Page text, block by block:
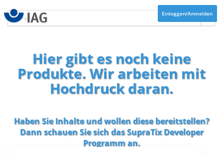
Einloggen/Anmelden
Hier gibt es noch keine
Produkte. Wir arbeiten mit
Hochdruck daran.
Haben Sie Inhalte und wollen diese bereitstellen?
Dann schauen Sie sich dasSupraTix Developer
Programman.